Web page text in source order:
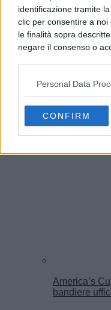
identificazione tramite
clic per consentire a
le finalità sopra
negare il consenso o
possono non
opporti a tale
preferenze in qualsiasi
consultando la nostra
Personal Data
CONFIRM
Benevento,
Comune
America’s
bandiere